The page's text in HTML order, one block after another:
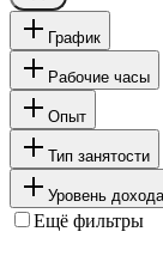
График
Рабочие часы
Опыт
Тип занятости
Уровень дохода
Ещё фильтры